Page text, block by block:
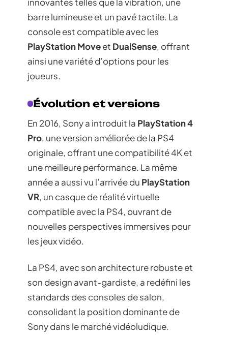
barre lumineuse et un pavé tactile. La
console est compatible avec les
PlayStation Moveet DualSense, offrant
ainsi une variété d’options pour les
joueurs.
Évolution et versions
En 2016, Sony a introduit la PlayStation 4
Pro, une version améliorée de la PS4
originale, offrant une compatibilité 4K et
une meilleure performance. La même
année a aussi vu l’arrivée du PlayStation
VR, un casque de réalité virtuelle
compatible avec la PS4, ouvrant de
nouvelles perspectives immersives pour
les jeux vidéo.
La PS4, avec son architecture robuste et
son design avant-gardiste, a redéfini les
standards des consoles de salon,
consolidant la position dominante de
Sony dans le marché vidéoludique.